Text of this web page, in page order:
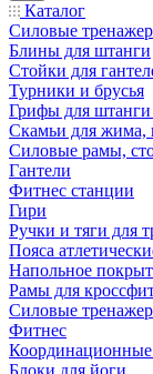
Каталог
Силовые
Блины для штанги
Стойки для
Турники и брусья
Грифы для штанги
Скамьи для жима,
Силовые рамы,
Гантели
Фитнес станции
Гири
Ручки и тяги для
Пояса
Напольное
Рамы для
Силовые
Фитнес
Блоки для йоги